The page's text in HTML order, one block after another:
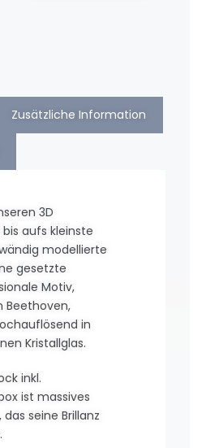
Zusätzliche Information
3D
bis aufs kleinste
modellierte
gesetzte
Motiv,
Beethoven,
in
Kristallglas.
inkl.
ist massives
das seine Brillanz